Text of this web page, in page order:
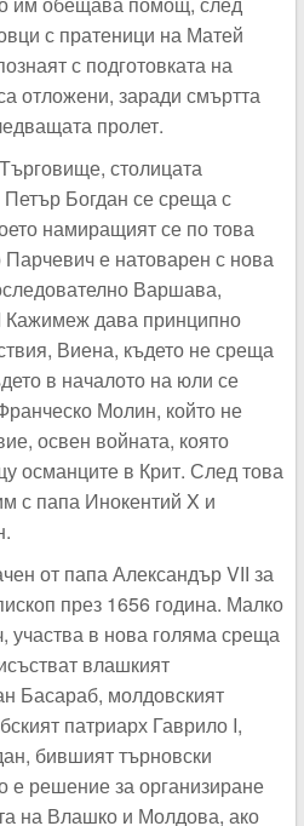
с пратеници на Матей
с подготовката на
отложени, заради смъртта
пролет.
столицата
Богдан се среща с
намиращият се по това
е натоварен с нова
Варшава,
Кажимеж дава принципно
Виена, където не среща
в началото на юли се
Молин, който не
освен войната, която
османците в Крит. След това
с папа Инокентий X и
от папа Александър VІІ за
през 1656 година. Малко
участва в нова голяма среща
влашкият
Басараб, молдовският
патриарх Гаврило I,
бившият търновски
е решение за организиране
на Влашко и Молдова, ако